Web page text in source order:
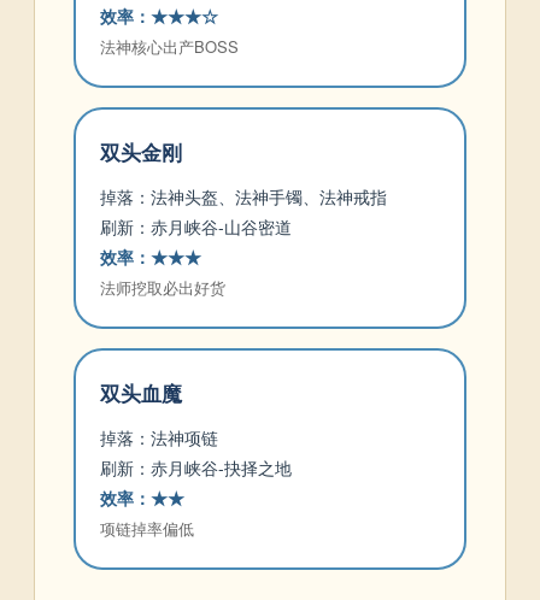
效率：★★★☆
法神核心出产BOSS
双头金刚
掉落：法神头盔、法神手镯、法神戒指
刷新：赤月峡谷-山谷密道
效率：★★★
法师挖取必出好货
双头血魔
掉落：法神项链
刷新：赤月峡谷-抉择之地
效率：★★
项链掉率偏低